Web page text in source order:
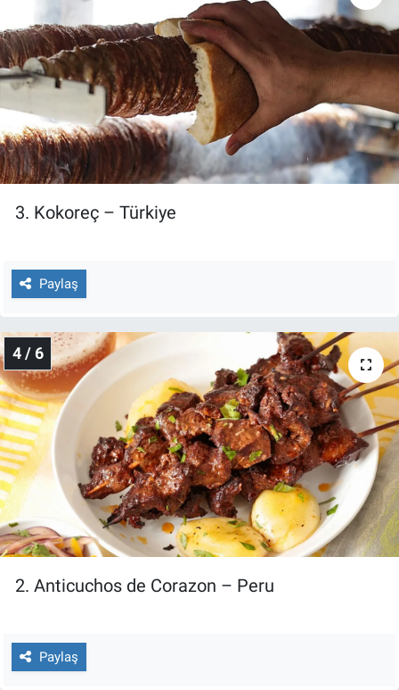
3. Kokoreç – Türkiye
Paylaş
4 / 6
2. Anticuchos de Corazon – Peru
Paylaş
Canlı Yayın